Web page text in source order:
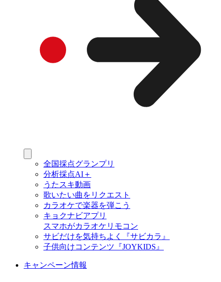
全国採点グランプリ
分析採点AI＋
うたスキ動画
歌いたい曲をリクエスト
カラオケで楽器を弾こう
キョクナビアプリ
スマホがカラオケリモコン
サビだけを気持ちよく『サビカラ』
子供向けコンテンツ『JOYKIDS』
キャンペーン情報